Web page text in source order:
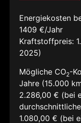
Energiekosten
1409 €/Jahr
Kraftstoffpreis:
2025)
Mögliche CO2-
Jahre (15.000
2.286,00 € (bei
1.080,00 € (bei